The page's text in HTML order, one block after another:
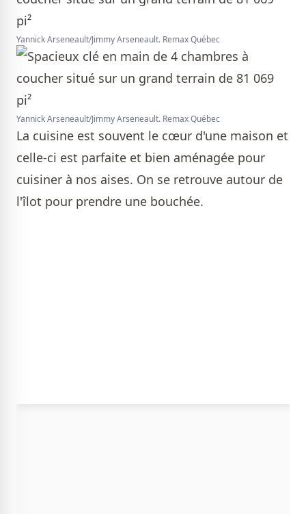
Yannick Arseneault/Jimmy Arseneault. Remax Québec
Yannick Arseneault/Jimmy Arseneault. Remax Québec
La cuisine est souvent le cœur d'une maison et
celle-ci est parfaite et bien aménagée pour
cuisiner à nos aises. On se retrouve autour de
l'îlot pour prendre une bouchée.